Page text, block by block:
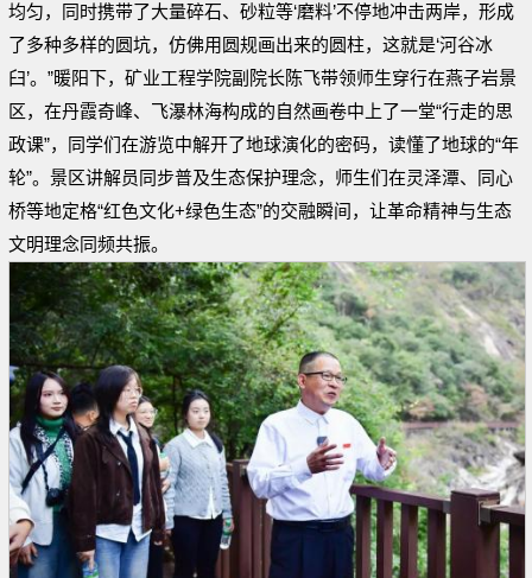
均匀，同时携带了大量碎石、砂粒等‘磨料’不停地冲击两岸，形成
了多种多样的圆坑，仿佛用圆规画出来的圆柱，这就是‘河谷冰
臼’。”暖阳下，矿业工程学院副院长陈飞带领师生穿行在燕子岩景
区，在丹霞奇峰、飞瀑林海构成的自然画卷中上了一堂“行走的思
政课”，同学们在游览中解开了地球演化的密码，读懂了地球的“年
轮”。景区讲解员同步普及生态保护理念，师生们在灵泽潭、同心
桥等地定格“红色文化+绿色生态”的交融瞬间，让革命精神与生态
文明理念同频共振。